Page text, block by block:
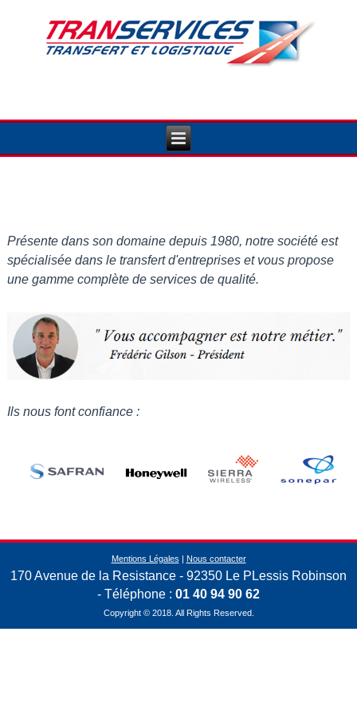
Présente dans son domaine depuis 1980, notre société est
spécialisée dans le transfert d'entreprises et vous propose
une gamme complète de services de qualité.
Ils nous font confiance :
Mentions Légales | Nous contacter
170 Avenue de la Resistance - 92350 Le PLessis Robinson
- Téléphone : 01 40 94 90 62
Copyright © 2018. All Rights Reserved.